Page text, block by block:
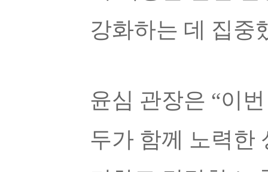
강화하는 데 집중
윤심 관장은 “이
두가 함께 노력한